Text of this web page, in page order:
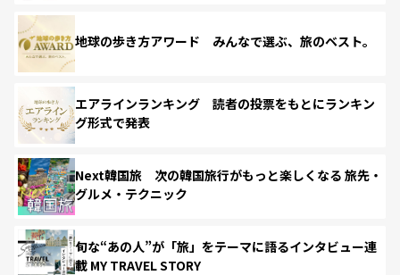
地球の歩き方アワード みんなで選ぶ、旅のベスト。
エアラインランキング 読者の投票をもとにランキン
グ形式で発表
Next韓国旅 次の韓国旅行がもっと楽しくなる 旅先・
グルメ・テクニック
旬な“あの人”が「旅」をテーマに語るインタビュー連
載 MY TRAVEL STORY